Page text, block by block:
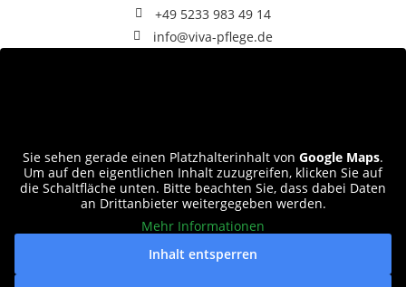
+49 5233 983 49 14
info@viva-pflege.de
Sie sehen gerade einen Platzhalterinhalt von Google Maps.
Um auf den eigentlichen Inhalt zuzugreifen, klicken Sie auf
die Schaltfläche unten. Bitte beachten Sie, dass dabei Daten
an Drittanbieter weitergegeben werden.
Mehr Informationen
Inhalt entsperren